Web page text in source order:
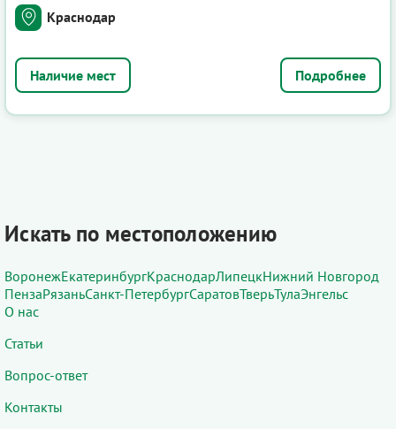
Краснодар
Подробнее
Искать по местоположению
ВоронежЕкатеринбургКраснодарЛипецкНижний Новгород
ПензаРязаньСанкт-ПетербургСаратовТверьТулаЭнгельс
О нас
Статьи
Вопрос-ответ
Контакты